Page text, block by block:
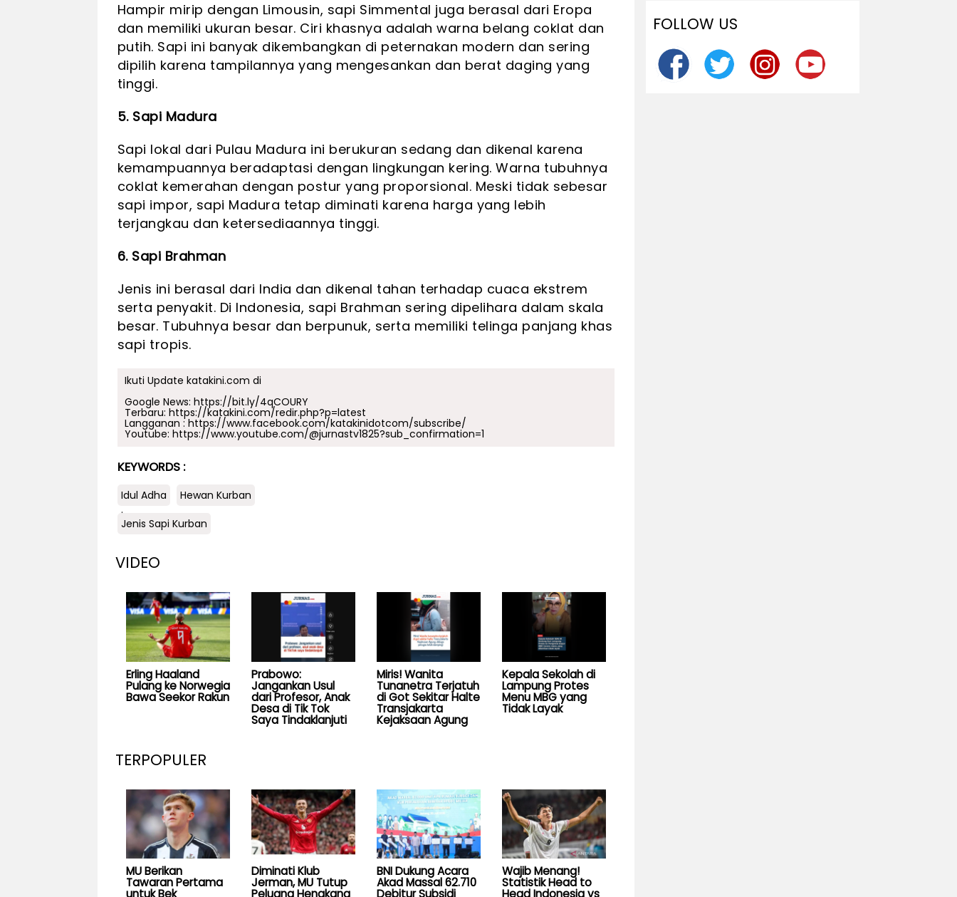
Hampir mirip dengan Limousin, sapi Simmental juga berasal dari Eropa
dan memiliki ukuran besar. Ciri khasnya adalah warna belang coklat dan
putih. Sapi ini banyak dikembangkan di peternakan modern dan sering
dipilih karena tampilannya yang mengesankan dan berat daging yang
tinggi.
5. Sapi Madura
Sapi lokal dari Pulau Madura ini berukuran sedang dan dikenal karena
kemampuannya beradaptasi dengan lingkungan kering. Warna tubuhnya
coklat kemerahan dengan postur yang proporsional. Meski tidak sebesar
sapi impor, sapi Madura tetap diminati karena harga yang lebih
terjangkau dan ketersediaannya tinggi.
6. Sapi Brahman
Jenis ini berasal dari India dan dikenal tahan terhadap cuaca ekstrem
serta penyakit. Di Indonesia, sapi Brahman sering dipelihara dalam skala
besar. Tubuhnya besar dan berpunuk, serta memiliki telinga panjang khas
sapi tropis.
Ikuti Update katakini.com di
Google News: https://bit.ly/4qCOURY
Terbaru: https://katakini.com/redir.php?p=latest
Langganan : https://www.facebook.com/katakinidotcom/subscribe/
Youtube: https://www.youtube.com/@jurnastv1825?sub_confirmation=1
KEYWORDS :
Idul Adha
Hewan Kurban
.
Jenis Sapi Kurban
VIDEO
Erling Haaland
Pulang ke Norwegia
Bawa Seekor Rakun
Prabowo:
Jangankan Usul
dari Profesor, Anak
Desa di Tik Tok
Saya Tindaklanjuti
Miris! Wanita
Tunanetra Terjatuh
di Got Sekitar Halte
Transjakarta
Kejaksaan Agung
Kepala Sekolah di
Lampung Protes
Menu MBG yang
Tidak Layak
TERPOPULER
MU Berikan
Tawaran Pertama
untuk Bek
Diminati Klub
Jerman, MU Tutup
Peluang Hengkang
BNI Dukung Acara
Akad Massal 62.710
Debitur Subsidi
Wajib Menang!
Statistik Head to
Head Indonesia vs
FOLLOW US